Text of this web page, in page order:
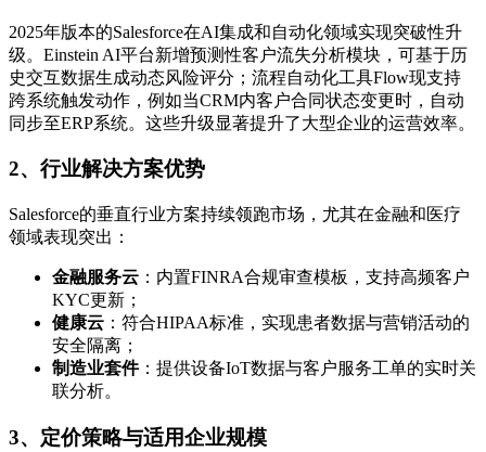
2025年版本的Salesforce在AI集成和自动化领域实现突破性升
级。Einstein AI平台新增预测性客户流失分析模块，可基于历
史交互数据生成动态风险评分；流程自动化工具Flow现支持
跨系统触发动作，例如当CRM内客户合同状态变更时，自动
同步至ERP系统。这些升级显著提升了大型企业的运营效率。
2、行业解决方案优势
Salesforce的垂直行业方案持续领跑市场，尤其在金融和医疗
领域表现突出：
金融服务云 ：内置FINRA合规审查模板，支持高频客户
KYC更新；
健康云 ：符合HIPAA标准，实现患者数据与营销活动的
安全隔离；
制造业套件：提供设备IoT数据与客户服务工单的实时关
联分析。
3、定价策略与适用企业规模